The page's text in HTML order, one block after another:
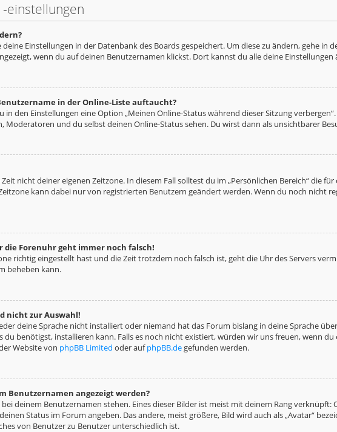
einstellungen
Einstellungen in der Datenbank des Boards gespeichert. Um diese zu ändern, gehe in
wenn du auf deinen Benutzernamen klickst. Dort kannst du alle deine Einstellungen
in der Online-Liste auftaucht?
den Einstellungen eine Option „Meinen Online-Status während dieser Sitzung
und du selbst deinen Online-Status sehen. Du wirst dann als unsichtbarer
nicht deiner eigenen Zeitzone. In diesem Fall solltest du im „Persönlichen Bereich“ die
kann dabei nur von registrierten Benutzern geändert werden. Wenn du noch nicht
die Forenuhr geht immer noch falsch!
richtig eingestellt hast und die Zeit trotzdem noch falsch ist, geht die Uhr des Servers
beheben kann.
nicht zur Auswahl!
deine Sprache nicht installiert oder niemand hat das Forum bislang in deine Sprache
du benötigst, installieren kann. Falls es noch nicht existiert, würden wir uns freuen, wenn
Website von phpBB Limited oder aufphpBB.degefunden werden.
Benutzernamen angezeigt werden?
deinem Benutzernamen stehen. Eines dieser Bilder ist meist mit deinem Rang verknüpft:
Status im Forum angeben. Das andere, meist größere, Bild wird auch als „Avatar“
von Benutzer zu Benutzer unterschiedlich ist.